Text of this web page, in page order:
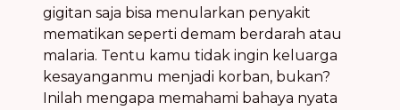
gigitan saja bisa menularkan penyakit
mematikan seperti demam berdarah atau
malaria. Tentu kamu tidak ingin keluarga
kesayanganmu menjadi korban, bukan?
Inilah mengapa memahami bahaya nyata